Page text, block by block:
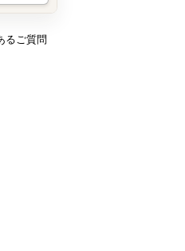
るご質問